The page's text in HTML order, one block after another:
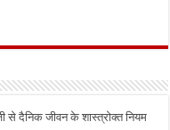
से दैनिक जीवन के शास्त्रोक्त नियम